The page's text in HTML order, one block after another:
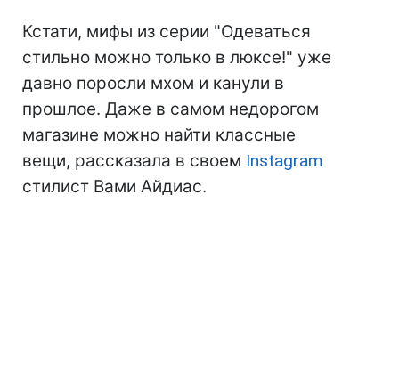
Кстати, мифы из серии "Одеваться
стильно можно только в люксе!" уже
давно поросли мхом и канули в
прошлое. Даже в самом недорогом
магазине можно найти классные
вещи, рассказала в своем Instagram
стилист Вами Айдиас.